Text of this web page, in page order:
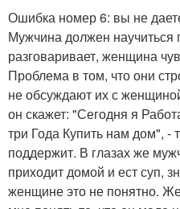
Ошибка номер 6: вы не
Мужчина должен научиться
разговаривает, женщина
Проблема в том, что они
не обсуждают их с
он скажет: "Сегодня я
три Года Купить нам дом", -
поддержит. В глазах же
приходит домой и ест суп,
женщине это не понятно.